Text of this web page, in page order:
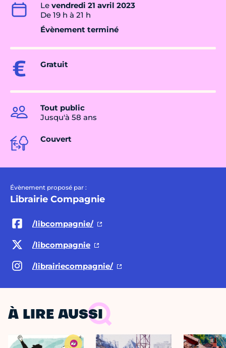
Le vendredi 21 avril 2023
De 19 h à 21 h
Évènement terminé
Gratuit
Tout public
Jusqu'à 58 ans
Couvert
Évènement proposé par :
Librairie Compagnie
/libcompagnie/
/libcompagnie
/librairiecompagnie/
À LIRE AUSSI